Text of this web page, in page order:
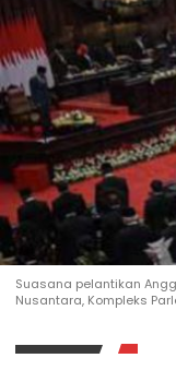
Suasana pelantikan
Nusantara, Kompleks